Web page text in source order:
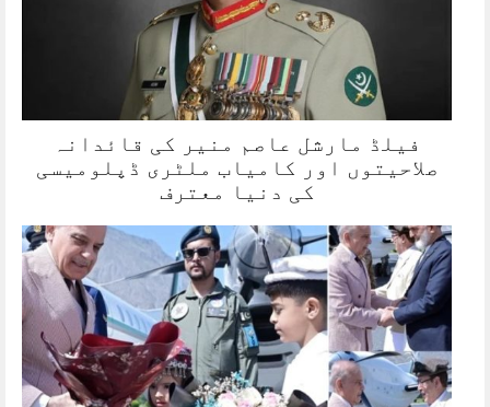
فیلڈ مارشل عاصم منیر کی قائدانہ
صلاحیتوں اور کامیاب ملٹری ڈپلومیسی
کی دنیا معترف